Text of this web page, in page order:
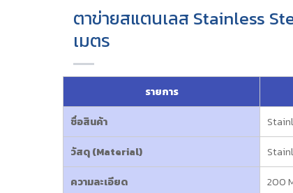
ตาข่ายสแตนเลส Stainless
เมตร
รายการ
ชื่อสินค้า
วัสดุ (Material)
ความละเอียด
200